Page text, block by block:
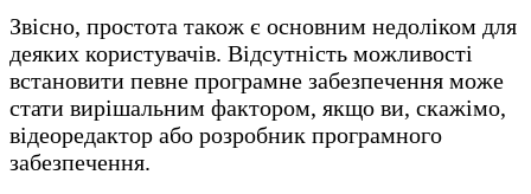
Звісно, простота також є основним недоліком для
деяких користувачів. Відсутність можливості
встановити певне програмне забезпечення може
стати вирішальним фактором, якщо ви, скажімо,
відеоредактор або розробник програмного
забезпечення.